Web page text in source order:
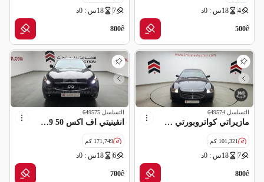
سالفج
4 18س : 0د
ê
500
7 18س : 0د
ê
800
التسلسل 649574
مازيراتي كواتروبورتي 2007
101,321 كم
7 18س : 0د
ê
800
التسلسل 649575
انفينيتي اف اكس 50 2009
171,749 كم
6 18س : 0د
ê
700